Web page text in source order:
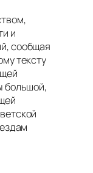
и
сообщая
тексту
большой,